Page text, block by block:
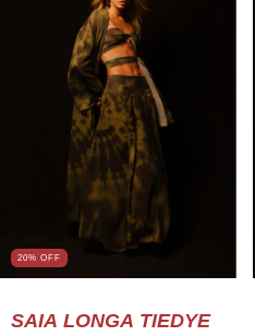
20% OFF
SAIA LONGA TIEDYE